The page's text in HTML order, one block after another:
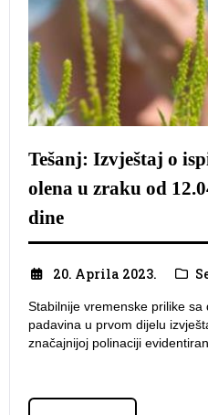
Tešanj: Izvještaj o
olena u zraku od
dine
20. Aprila 2023.
Stabilnije vremenske prilike
padavina u prvom dijelu
značajnijoj polinaciji